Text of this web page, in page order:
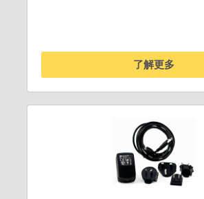
了解更多